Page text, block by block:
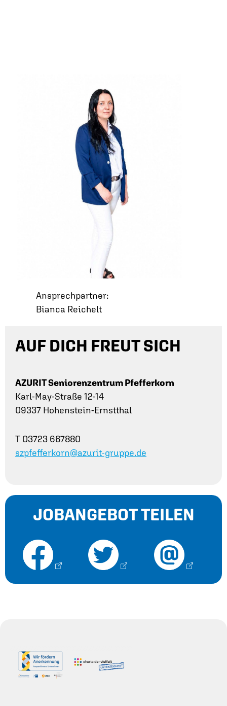
Ansprechpartner:
Bianca Reichelt
AUF DICH FREUT SICH
AZURIT Seniorenzentrum Pfefferkorn
Karl-May-Straße 12-14
09337 Hohenstein-Ernstthal
T 03723 667880
szpfefferkorn@azurit-gruppe.de
JOBANGEBOT TEILEN